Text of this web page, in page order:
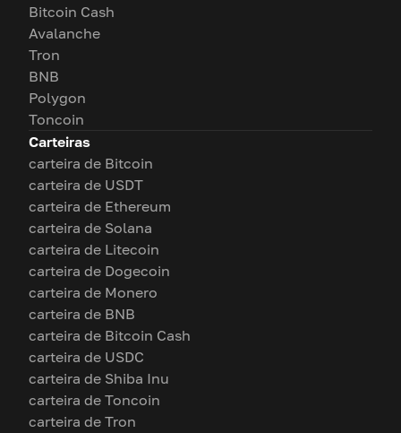
Bitcoin Cash
Avalanche
Tron
BNB
Polygon
Toncoin
Carteiras
carteira de Bitcoin
carteira de USDT
carteira de Ethereum
carteira de Solana
carteira de Litecoin
carteira de Dogecoin
carteira de Monero
carteira de BNB
carteira de Bitcoin Cash
carteira de USDC
carteira de Shiba Inu
carteira de Toncoin
carteira de Tron